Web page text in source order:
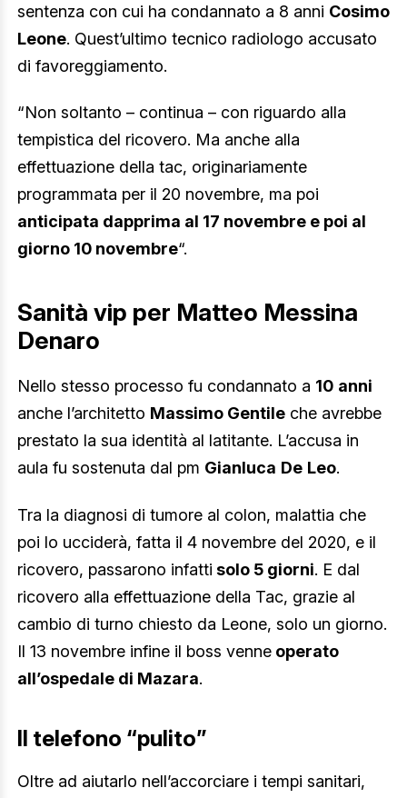
sentenza con cui ha condannato a 8 anni Cosimo
Leone. Quest’ultimo tecnico radiologo accusato
di favoreggiamento.
“Non soltanto – continua – con riguardo alla
tempistica del ricovero. Ma anche alla
effettuazione della tac, originariamente
programmata per il 20 novembre, ma poi
anticipata dapprima al 17 novembre e poi al
giorno 10 novembre“.
Sanità vip per Matteo Messina
Denaro
Nello stesso processo fu condannato a 10 anni
anche l’architetto Massimo Gentile che avrebbe
prestato la sua identità al latitante. L’accusa in
aula fu sostenuta dal pm Gianluca De Leo.
Tra la diagnosi di tumore al colon, malattia che
poi lo ucciderà, fatta il 4 novembre del 2020, e il
ricovero, passarono infatti solo 5 giorni. E dal
ricovero alla effettuazione della Tac, grazie al
cambio di turno chiesto da Leone, solo un giorno.
Il 13 novembre infine il boss venne operato
all’ospedale di Mazara.
Il telefono “pulito”
Oltre ad aiutarlo nell’accorciare i tempi sanitari,